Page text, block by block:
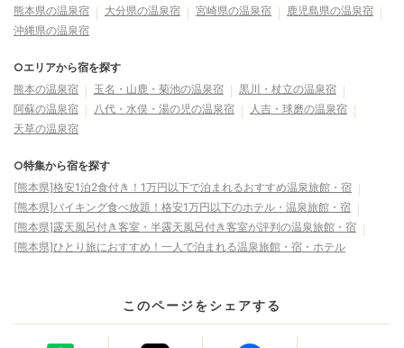
熊本県の温泉宿
大分県の温泉宿 宮崎県の温泉宿
鹿児島県の温泉宿
沖縄県の温泉宿
○エリアから宿を探す
熊本の温泉宿
玉名・山鹿・菊池の温泉宿
黒川・杖立の温泉宿
阿蘇の温泉宿
八代・水俣・湯の児の温泉宿
人吉・球磨の温泉宿
天草の温泉宿
○特集から宿を探す
[熊本県]格安1泊2食付き！1万円以下で泊まれるおすすめ温泉旅館・宿
[熊本県]バイキング食べ放題！格安1万円以下のホテル・温泉旅館・宿
[熊本県]露天風呂付き客室・半露天風呂付き客室が評判の温泉旅館・宿
[熊本県]ひとり旅におすすめ！一人で泊まれる温泉旅館・宿・ホテル
このページをシェアする